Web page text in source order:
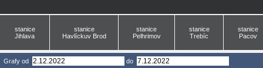
stanice
Jihlava
stanice
Havlíckuv Brod
stanice
Pelhrimov
stanice
Trebíc
stanice
Pacov
Grafy od do